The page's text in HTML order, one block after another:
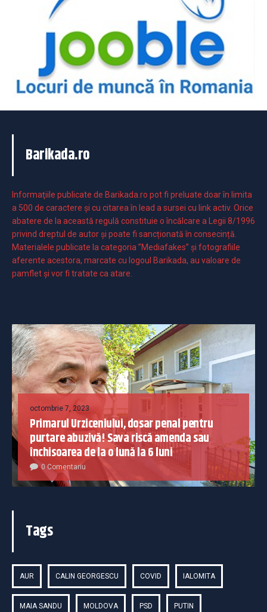
Barikada.ro
Informaţiile publicate de Barikada.ro pot fi preluate doar în limita
a 500 de caractere şi cu citarea în lead a sursei cu link activ. Orice
abatere de la această regulă constituie o încălcare a Legii 8/1996
privind dreptul de autor și poate fi sancționată în consecință.
Materialele publicate la categoria ”Mediafakes” și fotografiile
aferente acestora, marcate cu logoul Barikada, au valoare de
pamflet și vor fi tratate ca atare.
octombrie 7, 2023
Primarul Urziceniului, dosar penal pentru
purtare abuzivă! Sava riscă amenda sau
închisoarea de la o lună la 6 luni
0 Comentariu
Tags
AUR CALIN GEORGESCU COVID IALOMITA
MAIA SANDU MOLDOVA PSD PUTIN